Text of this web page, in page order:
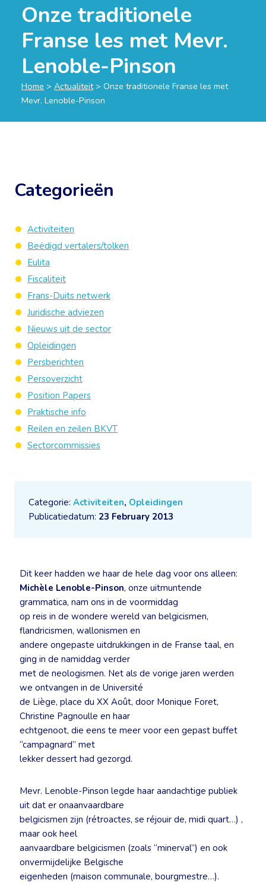
Onze traditionele
Franse les met Mevr.
Lenoble-Pinson
Home > Actualiteit> Onze traditionele Franse les met
Mevr. Lenoble-Pinson
Categorie: Activiteiten, Opleidingen
Publicatiedatum: 23 February 2013
Dit keer hadden we haar de hele dag voor ons alleen:
Michèle Lenoble-Pinson, onze uitmuntende
grammatica, nam ons in de voormiddag
op reis in de wondere wereld van belgicismen,
flandricismen, wallonismen en
andere ongepaste uitdrukkingen in de Franse taal, en
ging in de namiddag verder
met de neologismen. Net als de vorige jaren werden
we ontvangen in de Université
de Liège, place du XX Août, door Monique Foret,
Christine Pagnoulle en haar
echtgenoot, die eens te meer voor een gepast buffet
“campagnard” met
lekker dessert had gezorgd.
Mevr. Lenoble-Pinson legde haar aandachtige publiek
uit dat er onaanvaardbare
belgicismen zijn (rétroactes, se réjouir de, midi quart…) ,
maar ook heel
aanvaardbare belgicismen (zoals “minerval”) en ook
onvermijdelijke Belgische
eigenheden (maison communale, bourgmestre…).
Categorieën
Activiteiten
Beëdigd vertalers/tolken
Eulita
Fiscaliteit
Frans-Duits netwerk
Juridische adviezen
Nieuws uit de sector
Opleidingen
Persberichten
Persoverzicht
Position Papers
Praktische info
Reilen en zeilen BKVT
Sectorcommissies